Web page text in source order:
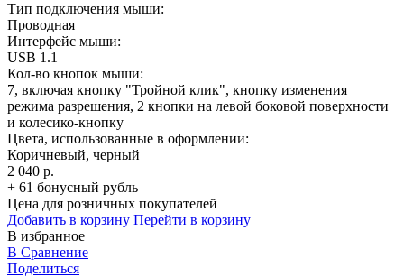
Тип подключения мыши:
Проводная
Интерфейс мыши:
USB 1.1
Кол-во кнопок мыши:
7, включая кнопку "Тройной клик", кнопку изменения
режима разрешения, 2 кнопки на левой боковой поверхности
и колесико-кнопку
Цвета, использованные в оформлении:
Коричневый, черный
2 040 р.
+ 61 бонусный рубль
Цена для розничных покупателей
Добавить в корзину Перейти в корзину
В избранное
В Сравнение
Поделиться